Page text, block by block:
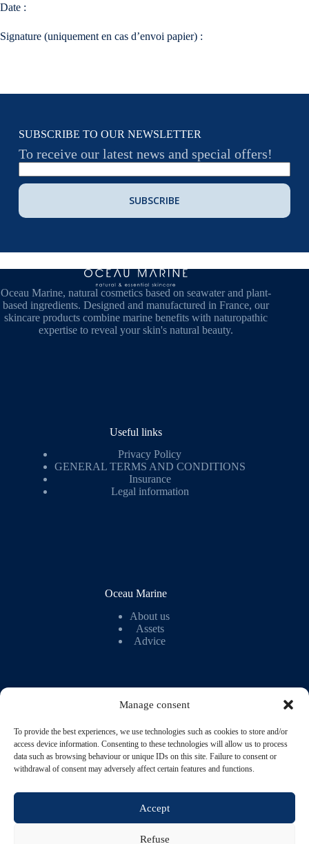
Manage consent
To provide the best experiences, we use technologies such as cookies to store and/or
access device information. Consenting to these technologies will allow us to process
data such as browsing behaviour or unique IDs on this site. Failure to consent or
withdrawal of consent may adversely affect certain features and functions.
Accept
Refuse
Date :
Signature (uniquement en cas d’envoi papier) :
SUBSCRIBE TO OUR NEWSLETTER
To receive our latest news and special offers!
SUBSCRIBE
Oceau Marine, natural cosmetics based on seawater and plant-
based ingredients. Designed and manufactured in France, our
skincare products combine marine benefits with naturopathic
expertise to reveal your skin's natural beauty.
Useful links
Privacy Policy
GENERAL TERMS AND CONDITIONS
Insurance
Legal information
Oceau Marine
About us
Assets
Advice
My account
My account
Orders
Loyalty programme